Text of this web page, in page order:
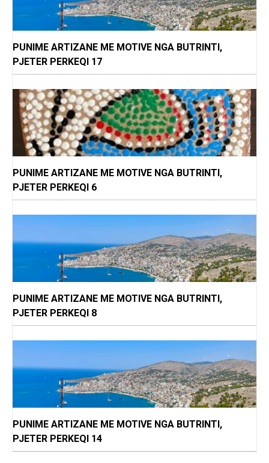
PUNIME ARTIZANE ME MOTIVE NGA BUTRINTI,
PJETER PERKEQI 17
PUNIME ARTIZANE ME MOTIVE NGA BUTRINTI,
PJETER PERKEQI 6
PUNIME ARTIZANE ME MOTIVE NGA BUTRINTI,
PJETER PERKEQI 8
PUNIME ARTIZANE ME MOTIVE NGA BUTRINTI,
PJETER PERKEQI 14